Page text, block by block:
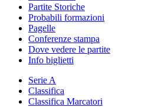
Partite Storiche
Probabili formazioni
Pagelle
Conferenze stampa
Dove vedere le partite
Info biglietti
Serie A
Classifica
Classifica Marcatori